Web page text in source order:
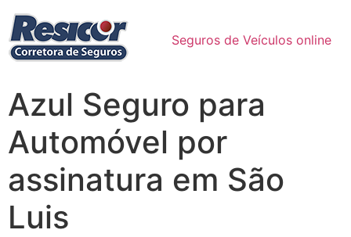
Seguros de Veículos online
Azul Seguro para
Automóvel por
assinatura em São
Luis